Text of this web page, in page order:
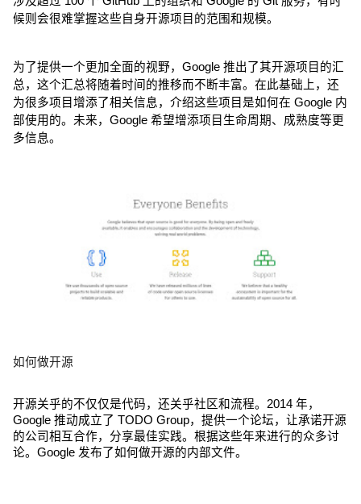
候则会很难掌握这些自身开源项目的范围和规模。
为了提供一个更加全面的视野，Google 推出了其开源项目的汇
总，这个汇总将随着时间的推移而不断丰富。在此基础上，还
为很多项目增添了相关信息，介绍这些项目是如何在 Google 内
部使用的。未来，Google 希望增添项目生命周期、成熟度等更
多信息。
如何做开源
开源关乎的不仅仅是代码，还关乎社区和流程。2014 年，
Google 推动成立了 TODO Group，提供一个论坛，让承诺开源
的公司相互合作，分享最佳实践。根据这些年来进行的众多讨
论。Google 发布了如何做开源的内部文件。